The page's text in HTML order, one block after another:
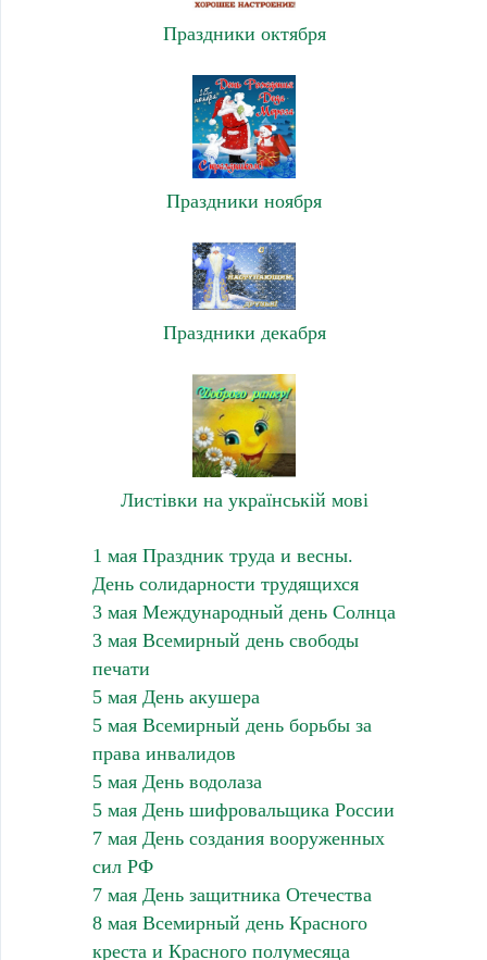
Праздники октября
Праздники ноября
Праздники декабря
Листівки на українській мові
1 мая Праздник труда и весны.
День солидарности трудящихся
3 мая Международный день Солнца
3 мая Всемирный день свободы
печати
5 мая День акушера
5 мая Всемирный день борьбы за
права инвалидов
5 мая День водолаза
5 мая День шифровальщика России
7 мая День создания вооруженных
сил РФ
7 мая День защитника Отечества
8 мая Всемирный день Красного
креста и Красного полумесяца